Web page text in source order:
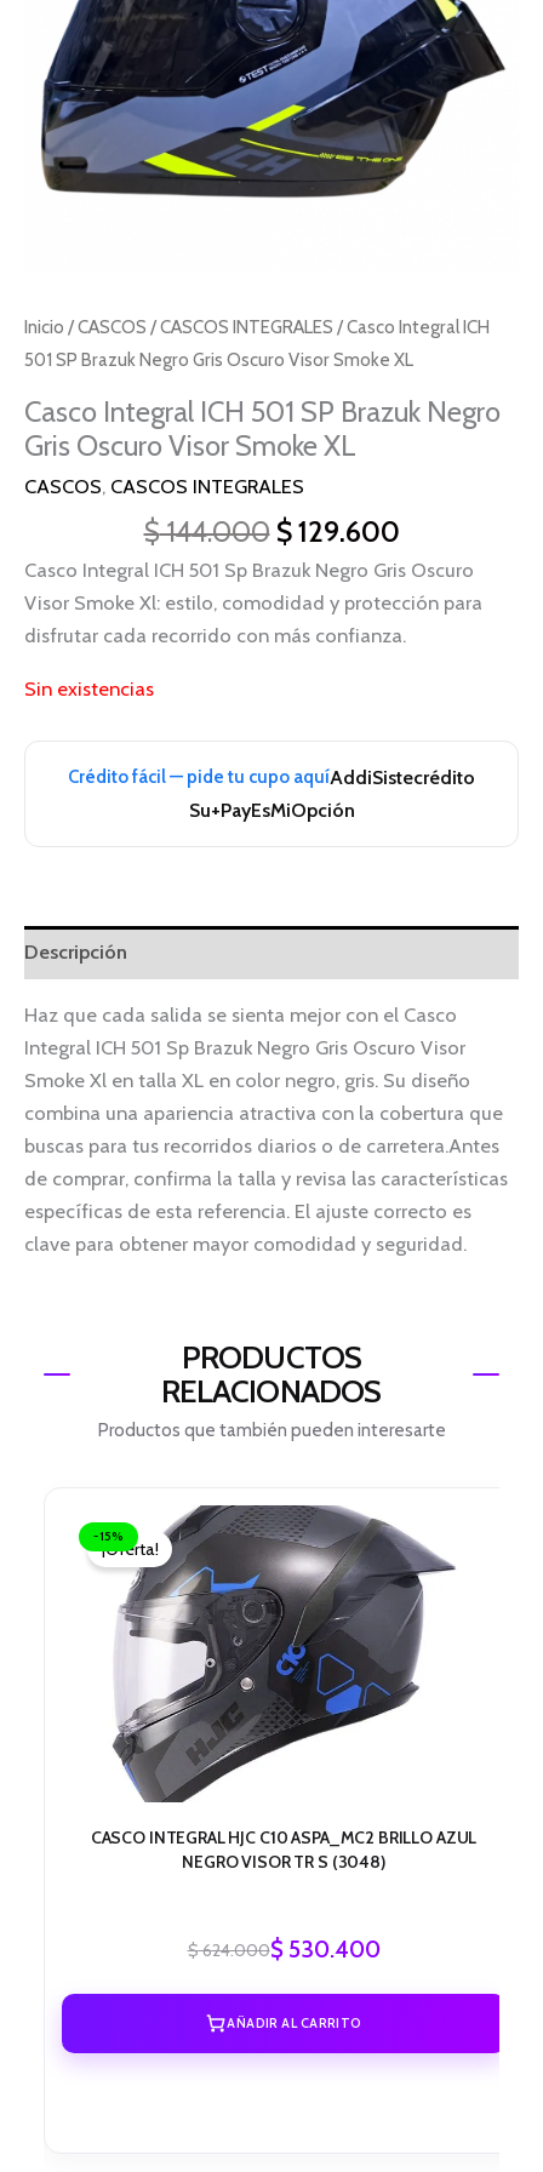
Inicio /CASCOS /CASCOS INTEGRALES / Casco Integral ICH
501 SP Brazuk Negro Gris Oscuro Visor Smoke XL
Casco Integral ICH 501 SP Brazuk Negro
Gris Oscuro Visor Smoke XL
CASCOS, CASCOS INTEGRALES
$144.000 $129.600
Casco Integral ICH 501 Sp Brazuk Negro Gris Oscuro
Visor Smoke Xl: estilo, comodidad y protección para
disfrutar cada recorrido con más confianza.
Sin existencias
Crédito fácil — pide tu cupo aquíAddiSistecrédito
Su+PayEsMiOpción
Descripción
Haz que cada salida se sienta mejor con el Casco
Integral ICH 501 Sp Brazuk Negro Gris Oscuro Visor
Smoke Xl en talla XL en color negro, gris. Su diseño
combina una apariencia atractiva con la cobertura que
buscas para tus recorridos diarios o de carretera.Antes
de comprar, confirma la talla y revisa las características
específicas de esta referencia. El ajuste correcto es
clave para obtener mayor comodidad y seguridad.
PRODUCTOS
RELACIONADOS
Productos que también pueden interesarte
-15%
¡Oferta!
CASCO INTEGRAL HJC C10 ASPA_MC2 BRILLO AZUL
NEGRO VISOR TR S (3048)
$624.000
El
precio
original
era:
$ 624.000.
$530.400
El
precio
actual
es:
$ 530.400.
AÑADIR AL CARRITO